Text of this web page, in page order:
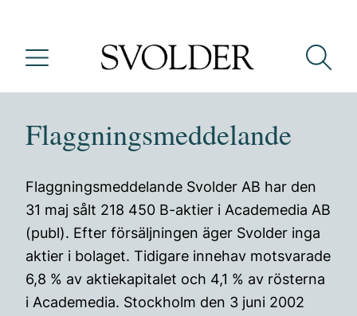
Flaggningsmeddelande
Flaggningsmeddelande Svolder AB har den
31 maj sålt 218 450 B-aktier i Academedia AB
(publ). Efter försäljningen äger Svolder inga
aktier i bolaget. Tidigare innehav motsvarade
6,8 % av aktiekapitalet och 4,1 % av rösterna
i Academedia. Stockholm den 3 juni 2002